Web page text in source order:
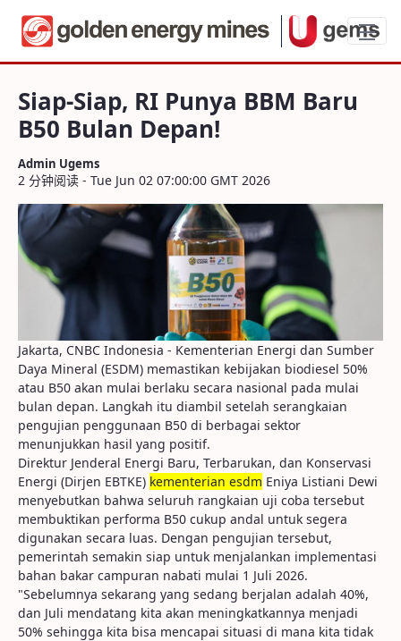
Siap-Siap, RI Punya BBM Baru B50 Bulan
Siap-Siap, RI Punya BBM Baru
B50 Bulan Depan!
Admin Ugems
2 分钟阅读 - Tue Jun 02 07:00:00 GMT 2026
Jakarta, CNBC Indonesia - Kementerian Energi dan Sumber
Daya Mineral (ESDM) memastikan kebijakan biodiesel 50%
atau B50 akan mulai berlaku secara nasional pada mulai
bulan depan. Langkah itu diambil setelah serangkaian
pengujian penggunaan B50 di berbagai sektor
menunjukkan hasil yang positif.
Direktur Jenderal Energi Baru, Terbarukan, dan Konservasi
Energi (Dirjen EBTKE) kementerian esdm Eniya Listiani Dewi
menyebutkan bahwa seluruh rangkaian uji coba tersebut
membuktikan performa B50 cukup andal untuk segera
digunakan secara luas. Dengan pengujian tersebut,
pemerintah semakin siap untuk menjalankan implementasi
bahan bakar campuran nabati mulai 1 Juli 2026.
"Sebelumnya sekarang yang sedang berjalan adalah 40%,
dan Juli mendatang kita akan meningkatkannya menjadi
50% sehingga kita bisa mencapai situasi di mana kita tidak